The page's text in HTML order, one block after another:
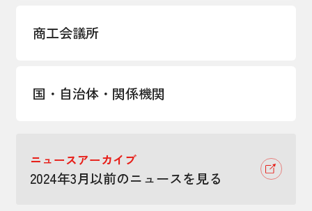
商工会議所
国・自治体・関係機関
ニュースアーカイブ
2024年3月以前のニュースを見る